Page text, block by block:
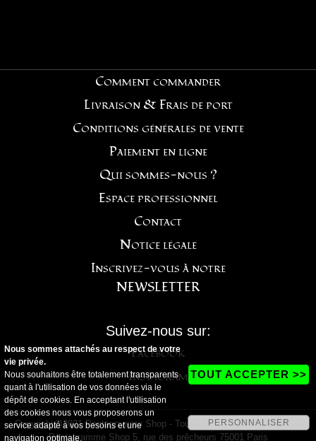
Comment commander
Livraison & Frais de port
Conditions générales de vente
Paiement en ligne
Qui sommes-nous ?
Espace professionnel
Contact
Notice légale
Inscrivez-vous à notre
NEWSLETTER
Suivez-nous sur:
Facebook
Instagram
Copyright@2021 Pentagramme Shop - Tous droits réservés - Magasin
Pentagramme Shop 5, rue des prêcheurs 75001 Paris
Nous sommes attachés au respect de votre
vie privée.
Nous souhaitons être totalement transparents
quant à l'utilisation de vos données via le
dépôt de cookies. En acceptant l'utilisation
des cookies nous vous proposerons un
service adapté à vos besoins et une
navigation optimale.
TOUT ACCEPTER >>
PERSONNALISER